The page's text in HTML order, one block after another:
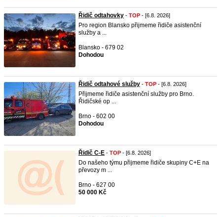
Řidič odtahovky - TOP - [6.8. 2026]
Pro region Blansko přijmeme řidiče asistenční
služby a ...
Blansko - 679 02
Dohodou
Řidič odtahové služby - TOP - [6.8. 2026]
Přijmeme řidiče asistenční služby pro Brno.
Řidičské op ...
Brno - 602 00
Dohodou
Řidič C-E - TOP - [6.8. 2026]
Do našeho týmu přijmeme řidiče skupiny C+E na
převozy m ...
Brno - 627 00
50 000 Kč